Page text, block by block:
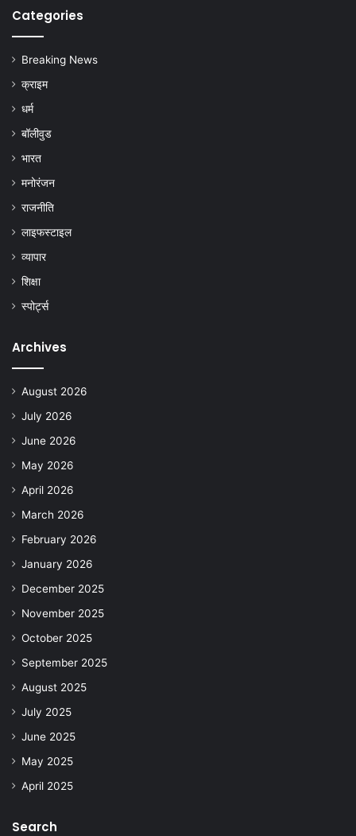
Categories
Breaking News
क्राइम
धर्म
बॉलीवुड
भारत
मनोरंजन
राजनीति
लाइफस्टाइल
व्यापार
शिक्षा
स्पोर्ट्स
Archives
August 2026
July 2026
June 2026
May 2026
April 2026
March 2026
February 2026
January 2026
December 2025
November 2025
October 2025
September 2025
August 2025
July 2025
June 2025
May 2025
April 2025
Search